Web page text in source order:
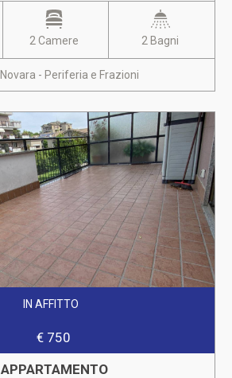
2 Camere 2 Bagni
Novara - Periferia e Frazioni
IN AFFITTO
€ 750
APPARTAMENTO